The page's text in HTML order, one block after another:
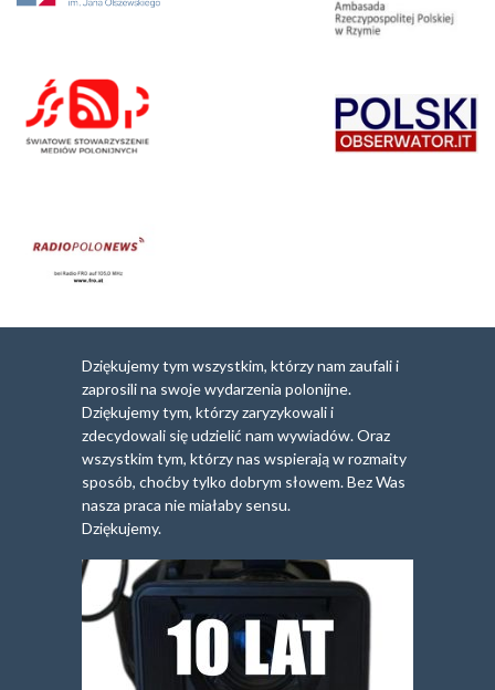
Dziękujemy tym wszystkim, którzy nam zaufali i
zaprosili na swoje wydarzenia polonijne.
Dziękujemy tym, którzy zaryzykowali i
zdecydowali się udzielić nam wywiadów. Oraz
wszystkim tym, którzy nas wspierają w rozmaity
sposób, choćby tylko dobrym słowem. Bez Was
nasza praca nie miałaby sensu.
Dziękujemy.